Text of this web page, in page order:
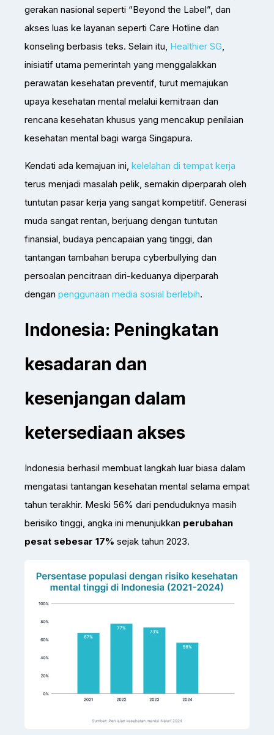
gerakan nasional seperti “Beyond the Label”, dan
akses luas ke layanan seperti Care Hotline dan
konseling berbasis teks. Selain itu, Healthier SG
inisiatif utama pemerintah yang menggalakkan
perawatan kesehatan preventif, turut memajukan
upaya kesehatan mental melalui kemitraan dan
rencana kesehatan khusus yang mencakup penilaian
kesehatan mental bagi warga Singapura.
Kendati ada kemajuan ini, kelelahan di tempat kerja
terus menjadi masalah pelik, semakin diperparah oleh
tuntutan pasar kerja yang sangat kompetitif. Generasi
muda sangat rentan, berjuang dengan tuntutan
finansial, budaya pencapaian yang tinggi, dan
tantangan tambahan berupa cyberbullying dan
persoalan pencitraan diri-keduanya diperparah
dengan penggunaan media sosial berlebih.
Indonesia: Peningkatan
kesadaran dan
kesenjangan dalam
ketersediaan akses
Indonesia berhasil membuat langkah luar biasa dalam
mengatasi tantangan kesehatan mental selama empat
tahun terakhir. Meski 56% dari penduduknya masih
berisiko tinggi, angka ini menunjukkan perubahan
pesat sebesar 17% sejak tahun 2023.